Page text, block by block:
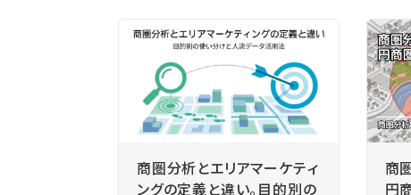
商圏分析とエリアマーケティ
ングの定義と違い。目的別の
商
円